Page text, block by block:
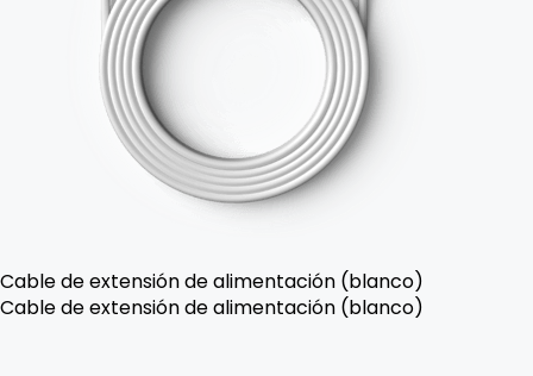
Cable de extensión de alimentación (blanco)
Cable de extensión de alimentación (blanco)